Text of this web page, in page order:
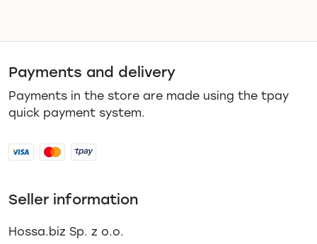
Payments and delivery
Payments in the store are made using the tpay
quick payment system.
Seller information
Hossa.biz Sp. z o.o.